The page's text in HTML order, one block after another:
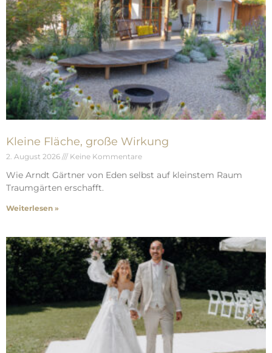
Kleine Fläche, große Wirkung
2. August 2026 Keine Kommentare
Wie Arndt Gärtner von Eden selbst auf kleinstem Raum
Traumgärten erschafft.
Weiterlesen »